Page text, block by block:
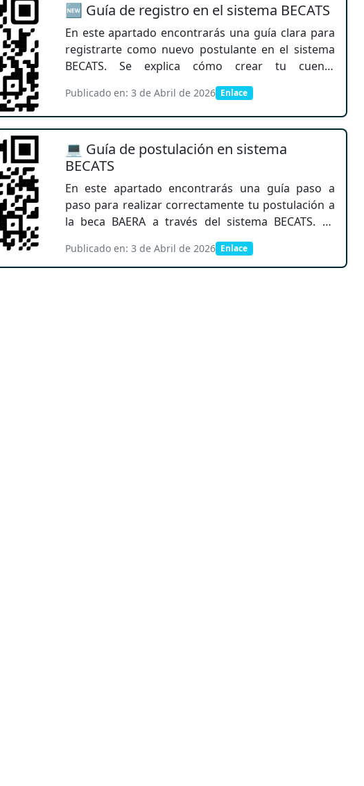
académicos), así como los requisitos académicos y
socioeconómicos que debes adjuntar.
🆕 Guía de registro en el sistema BECATS
En este apartado encontrarás una guía clara para
registrarte como nuevo postulante en el sistema
BECATS. Se explica cómo crear tu cuenta
ingresando tus datos personales, generar una
contraseña segura, subir tu fotografía y completar
correctamente el formulario de registro. Además,
incluye el proceso de verificación de correo
electrónico, paso indispensable para activar tu
cuenta y acceder al sistema, desde donde podrás
continuar con tu postulación a la beca.
Publicado en: 3 de Abril de 2026 Enlace
💻 Guía de postulación en sistema
BECATS
En este apartado encontrarás una guía paso a
paso para realizar correctamente tu postulación a
la beca BAERA a través del sistema BECATS. Se
explica cómo iniciar sesión, registrar tus datos
personales, académicos y socioeconómicos, y subir
la documentación requerida en formato digital.
Publicado en: 3 de Abril de 2026 Enlace